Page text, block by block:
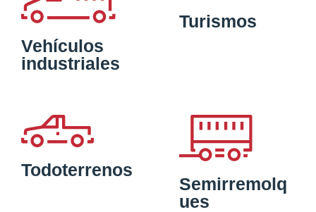
Vehículos
industriales
Turismos
Todoterrenos
Semirremolq
ues